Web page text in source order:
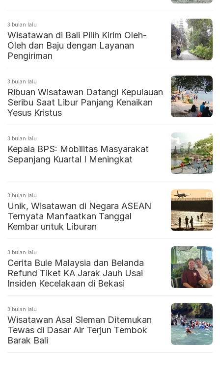
3 bulan lalu
Wisatawan di Bali Pilih Kirim Oleh-
Oleh dan Baju dengan Layanan
Pengiriman
3 bulan lalu
Ribuan Wisatawan Datangi Kepulauan
Seribu Saat Libur Panjang Kenaikan
Yesus Kristus
3 bulan lalu
Kepala BPS: Mobilitas Masyarakat
Sepanjang Kuartal I Meningkat
3 bulan lalu
Unik, Wisatawan di Negara ASEAN
Ternyata Manfaatkan Tanggal
Kembar untuk Liburan
3 bulan lalu
Cerita Bule Malaysia dan Belanda
Refund Tiket KA Jarak Jauh Usai
Insiden Kecelakaan di Bekasi
3 bulan lalu
Wisatawan Asal Sleman Ditemukan
Tewas di Dasar Air Terjun Tembok
Barak Bali